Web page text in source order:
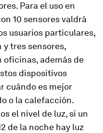
Para el uso en
10 sensores valdrá
usuarios particulares,
y tres sensores,
oficinas, además de
dispositivos
cuándo es mejor
o la calefacción.
el nivel de luz, si un
de la noche hay luz